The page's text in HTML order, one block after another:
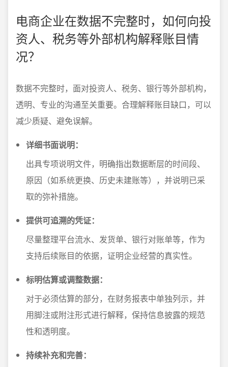
电商企业在数据不完整时，如何向投
资人、税务等外部机构解释账目情
况？
数据不完整时，面对投资人、税务、银行等外部机构，
透明、专业的沟通至关重要。合理解释账目缺口，可以
减少质疑、避免误解。
详细书面说明：
出具专项说明文件，明确指出数据断层的时间段、
原因（如系统更换、历史未建账等），并说明已采
取的弥补措施。
提供可追溯的凭证：
尽量整理平台流水、发货单、银行对账单等，作为
支持后续账目的依据，证明企业经营的真实性。
标明估算或调整数据：
对于必须估算的部分，在财务报表中单独列示，并
用脚注或附注形式进行解释，保持信息披露的规范
性和透明度。
持续补充和完善：